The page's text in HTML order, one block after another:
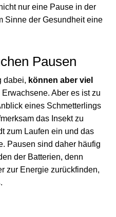
nur eine Pause in der
Sinne der Gesundheit eine
Pausen
dabei, können aber viel
Erwachsene. Aber es ist zu
eines Schmetterlings
das Insekt zu
zum Laufen ein und das
Pausen sind daher häufig
der Batterien, denn
zur Energie zurückfinden,